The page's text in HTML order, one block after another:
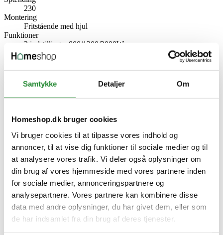
Samtykke Detaljer Om
Homeshop.dk bruger cookies
Vi bruger cookies til at tilpasse vores indhold og
annoncer, til at vise dig funktioner til sociale medier og til
at analysere vores trafik. Vi deler også oplysninger om
din brug af vores hjemmeside med vores partnere inden
for sociale medier, annonceringspartnere og
analysepartnere. Vores partnere kan kombinere disse
data med andre oplysninger, du har givet dem, eller som
de har indsamlet fra din brug af deres tjenester.
230
Montering
Fritstående med hjul
Funktioner
3 indstillinger 800/1200/2000W
timer
Drivmiddel
El
Antal ribber
9
Producent information
Meterbuen 26, 2740 Skovlunde
Danmark
https://dva.dk/
Specifikke referencer
Lev. varenr.
36609
EAN
5704587036609
EAN-13
5704587036609